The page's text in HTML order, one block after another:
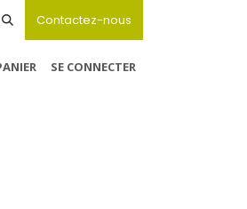
Contactez-nous
SE CONNECTER